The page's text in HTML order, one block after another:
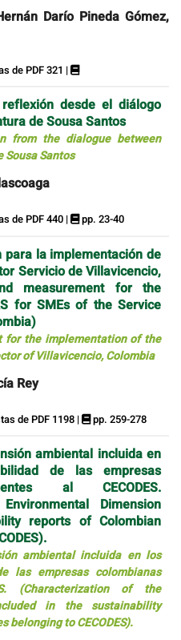
Darío Pineda Gómez,
de PDF 321 |
desde el diálogo
de Sousa Santos
from the dialogue between
Sousa Santos
de PDF 440 | pp. 23-40
para la implementación de
Servicio de Villavicencio,
measurement for the
for SMEs of the Service
for the implementation of the
of Villavicencio, Colombia
Rey
de PDF 1198 | pp. 259-278
ambiental incluida en
de las empresas
al CECODES.
Dimension
reports of Colombian
ambiental incluida en los
las empresas colombianas
(Characterization of the
in the sustainability
belonging to CECODES).